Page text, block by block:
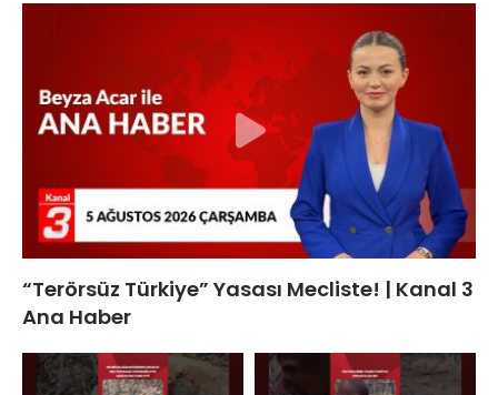
“Terörsüz Türkiye” Yasası Mecliste! | Kanal 3
Ana Haber